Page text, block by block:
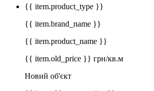
{{ item.product_type }}
{{ item.brand_name }}
{{ item.product_name }}
{{ item.old_price }} грн/кв.м
Новий об'єкт